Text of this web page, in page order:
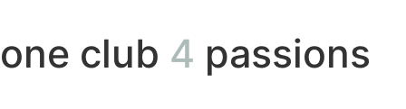
one club 4 passions